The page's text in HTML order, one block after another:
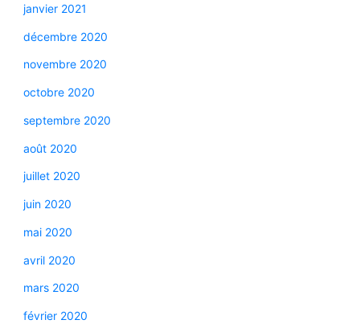
janvier 2021
décembre 2020
novembre 2020
octobre 2020
septembre 2020
août 2020
juillet 2020
juin 2020
mai 2020
avril 2020
mars 2020
février 2020